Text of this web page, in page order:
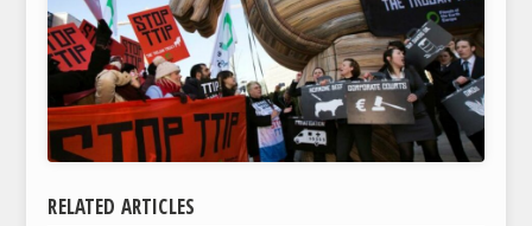
ΕΙΔΗΣΕΙΣ
ΕΥΡΩΠΑΪΚΕΣ ΑΠΟΦΑΣΕΙΣ
ΘΕΜΑΤΑ
ΕΜΠΟΡΙΚΟΣ ΚΑΤΑΛΟΓΟΣ
RELATED ARTICLES